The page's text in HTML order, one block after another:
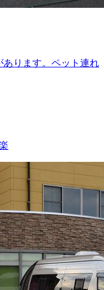
ります。ペット連れ